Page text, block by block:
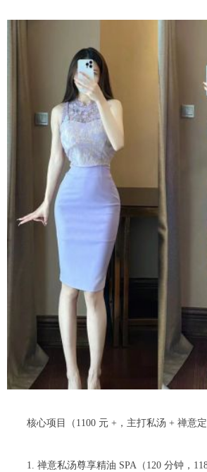
核心项目（1100 元 +，主打私汤 + 禅意定
1. 禅意私汤尊享精油 SPA（120 分钟，